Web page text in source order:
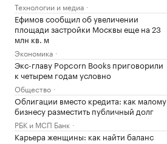
Технологии и медиа
Ефимов сообщил об увеличении
площади застройки Москвы еще на 23
млн кв. м
Экономика
Экс-главу Popcorn Books приговорили
к четырем годам условно
Общество
Облигации вместо кредита: как малому
бизнесу разместить публичный долг
РБК и МСП Банк
Карьера женщины: как найти баланс